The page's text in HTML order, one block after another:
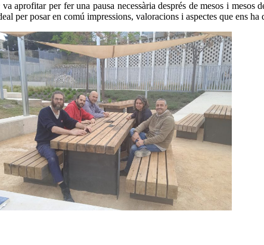
aprofitar per fer una pausa necessària després de mesos i
per posar en comú impressions, valoracions i aspectes que ens ha